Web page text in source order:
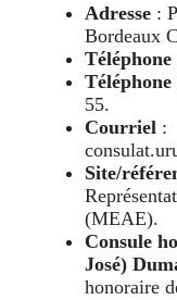
Adresse :
Bordeaux
Téléphone
55.
Courriel :
Site/
(MEAE).
Consule
José)
honoraire